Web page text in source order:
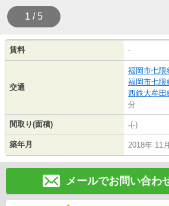
1 / 5
賃料 -
交通
福岡市七隈
福岡市七隈
西鉄大牟田
分
間取り(面積) -(-)
築年月 2018年 11
メールでお問い合わ